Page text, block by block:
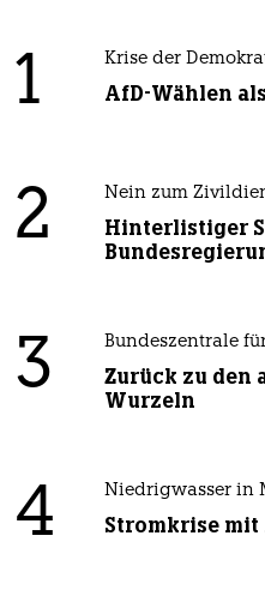
1 Krise der
AfD-Wählen
2 Nein zum
Hinterlistiger
3 Bundeszentrale
Zurück zu den
Wurzeln
4 Niedrigwasser in
Stromkrise mit